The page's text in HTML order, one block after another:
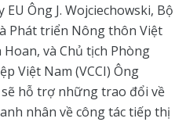
Ông J. Wojciechowski, Bộ
Phát triển Nông thôn Việt
và Chủ tịch Phòng
Việt Nam (VCCI) Ông
hỗ trợ những trao đổi về
nhân về công tác tiếp thị